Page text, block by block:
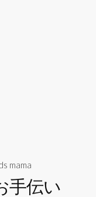
mama
手伝い